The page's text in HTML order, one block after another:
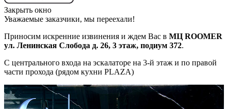
Закрыть окно
Уважаемые заказчики, мы переехали!
Приносим искренние извинения и ждем Вас в МЦ ROOMER
ул. Ленинская Слобода д. 26, 3 этаж, подиум 372.
С центрального входа на эскалаторе на 3-й этаж и по правой
части прохода (рядом кухни PLAZA)